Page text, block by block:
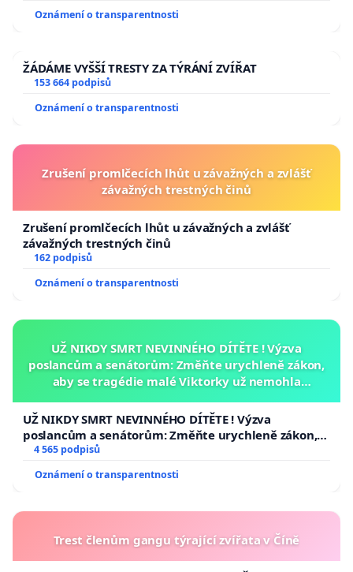
Oznámení o transparentnosti
ŽÁDÁME VYŠŠÍ TRESTY ZA TÝRÁNÍ ZVÍŘAT
153 664 podpisů
Oznámení o transparentnosti
Zrušení promlčecích lhůt u závažných a zvlášť
závažných trestných činů
Zrušení promlčecích lhůt u závažných a zvlášť
závažných trestných činů
162 podpisů
Oznámení o transparentnosti
UŽ NIKDY SMRT NEVINNÉHO DÍTĚTE ! Výzva
poslancům a senátorům: Změňte urychleně zákon,
aby se tragédie malé Viktorky už nemohla
UŽ NIKDY SMRT NEVINNÉHO DÍTĚTE ! Výzva
poslancům a senátorům: Změňte urychleně zákon,
aby se tragédie malé Viktorky už nemohla opakovat!
4 565 podpisů
Oznámení o transparentnosti
Trest členům gangu týrající zvířata v Číně